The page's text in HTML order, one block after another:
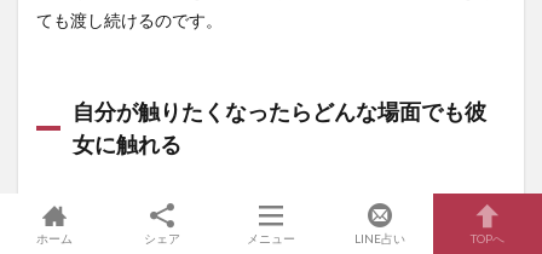
ても渡し続けるのです。
自分が触りたくなったらどんな場面でも彼
女に触れる
ホーム シェア メニュー LINE占い TOPへ